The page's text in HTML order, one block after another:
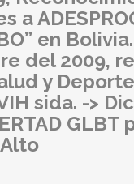
a
en Bolivia.
del 2009,
y
sida. ->